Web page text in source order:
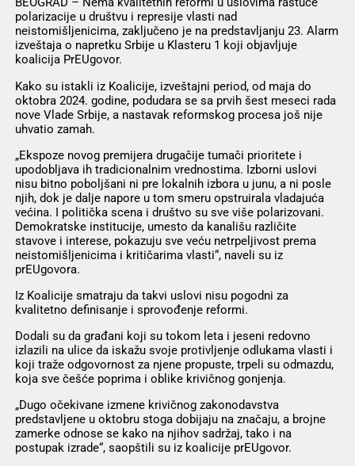
polarizacije u društvu i represije vlasti nad
neistomišljenicima, zaključeno je na predstavljanju 23. Alarm
izveštaja o napretku Srbije u Klasteru 1 koji objavljuje
koalicija PrEUgovor.
Kako su istakli iz Koalicije, izveštajni period, od maja do
oktobra 2024. godine, podudara se sa prvih šest meseci rada
nove Vlade Srbije, a nastavak reformskog procesa još nije
uhvatio zamah.
„Ekspoze novog premijera drugačije tumači prioritete i
upodobljava ih tradicionalnim vrednostima. Izborni uslovi
nisu bitno poboljšani ni pre lokalnih izbora u junu, a ni posle
njih, dok je dalje napore u tom smeru opstruirala vladajuća
većina. I politička scena i društvo su sve više polarizovani.
Demokratske institucije, umesto da kanališu različite
stavove i interese, pokazuju sve veću netrpeljivost prema
neistomišljenicima i kritičarima vlasti“, naveli su iz
prEUgovora.
Iz Koalicije smatraju da takvi uslovi nisu pogodni za
kvalitetno definisanje i sprovođenje reformi.
Dodali su da građani koji su tokom leta i jeseni redovno
izlazili na ulice da iskažu svoje protivljenje odlukama vlasti i
koji traže odgovornost za njene propuste, trpeli su odmazdu,
koja sve češće poprima i oblike krivičnog gonjenja.
„Dugo očekivane izmene krivičnog zakonodavstva
predstavljene u oktobru stoga dobijaju na značaju, a brojne
zamerke odnose se kako na njihov sadržaj, tako i na
postupak izrade“, saopštili su iz koalicije prEUgovor.